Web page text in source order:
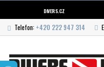
DIVERS.CZ
Telefon: +420 222 947 314